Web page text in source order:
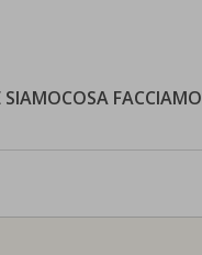
SIAMOCOSA FACCIAMO